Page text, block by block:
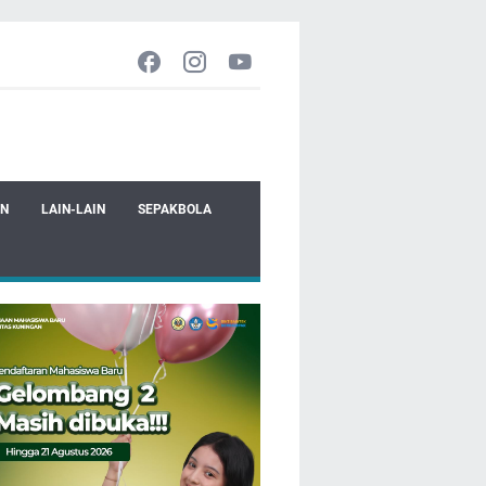
LAIN-LAIN SEPAKBOLA